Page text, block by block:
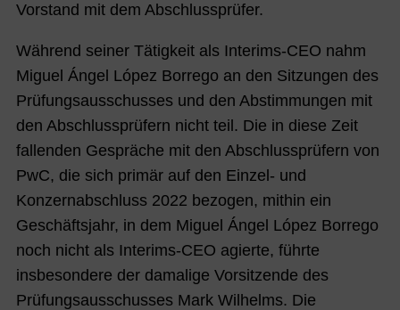
Vorstand mit dem Abschlussprüfer.
Während seiner Tätigkeit als Interims-CEO nahm
Miguel Ángel López Borrego an den Sitzungen des
Prüfungsausschusses und den Abstimmungen mit
den Abschlussprüfern nicht teil. Die in diese Zeit
fallenden Gespräche mit den Abschlussprüfern von
PwC, die sich primär auf den Einzel- und
Konzernabschluss 2022 bezogen, mithin ein
Geschäftsjahr, in dem Miguel Ángel López Borrego
noch nicht als Interims-CEO agierte, führte
insbesondere der damalige Vorsitzende des
Prüfungsausschusses Mark Wilhelms. Die